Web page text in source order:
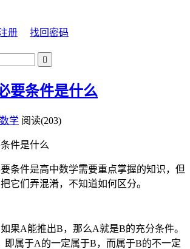
册
找回密码

要条件是什么
数学 阅读(203)
件是高中数学需要重点掌握的知识，但
它们弄混淆，不知道如何区分。
A能推出B，那么A就是B的充分条件。
即属于A的一定属于B，而属于B的不一定